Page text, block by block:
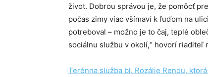
život. Dobrou správou je, že pomôcť
počas zimy viac všímaví k ľuďom na
potreboval – možno je to čaj, teplé
sociálnu službu v okolí,“ hovorí riaditeľ
Terénna služba bl. Rozálie Rendu,